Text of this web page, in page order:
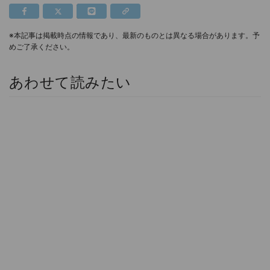
※本記事は掲載時点の情報であり、最新のものとは異なる場合があります。予
めご了承ください。
あわせて読みたい